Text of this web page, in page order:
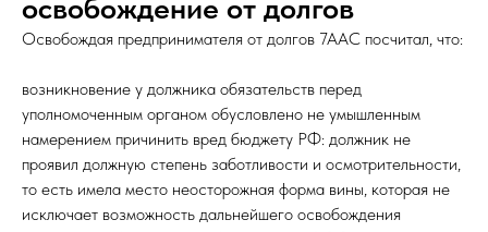
освобождение от долгов
Освобождая предпринимателя от долгов 7ААС посчитал, что:
возникновение у должника обязательств перед
уполномоченным органом обусловлено не умышленным
намерением причинить вред бюджету РФ: должник не
проявил должную степень заботливости и осмотрительности,
то есть имела место неосторожная форма вины, которая не
исключает возможность дальнейшего освобождения